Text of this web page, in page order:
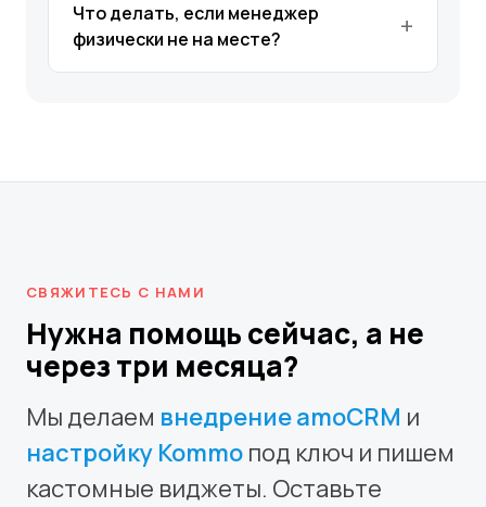
Что делать, если менеджер
физически не на месте?
СВЯЖИТЕСЬ С НАМИ
Нужна помощь сейчас, а не
через три месяца?
Мы делаем внедрение amoCRM и
настройку Kommo под ключ и пишем
кастомные виджеты. Оставьте